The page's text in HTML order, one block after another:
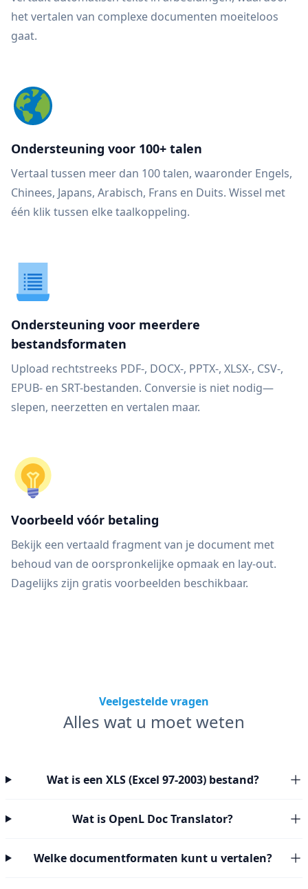
het vertalen van complexe documenten moeiteloos
gaat.
Ondersteuning voor 100+ talen
Vertaal tussen meer dan 100 talen, waaronder Engels,
Chinees, Japans, Arabisch, Frans en Duits. Wissel met
één klik tussen elke taalkoppeling.
Ondersteuning voor meerdere
bestandsformaten
Upload rechtstreeks PDF-, DOCX-, PPTX-, XLSX-, CSV-,
EPUB- en SRT-bestanden. Conversie is niet nodig—
slepen, neerzetten en vertalen maar.
Voorbeeld vóór betaling
Bekijk een vertaald fragment van je document met
behoud van de oorspronkelijke opmaak en lay-out.
Dagelijks zijn gratis voorbeelden beschikbaar.
Veelgestelde vragen
Alles wat u moet weten
Wat is een XLS (Excel 97-2003) bestand?
Wat is OpenL Doc Translator?
Welke documentformaten kunt u vertalen?